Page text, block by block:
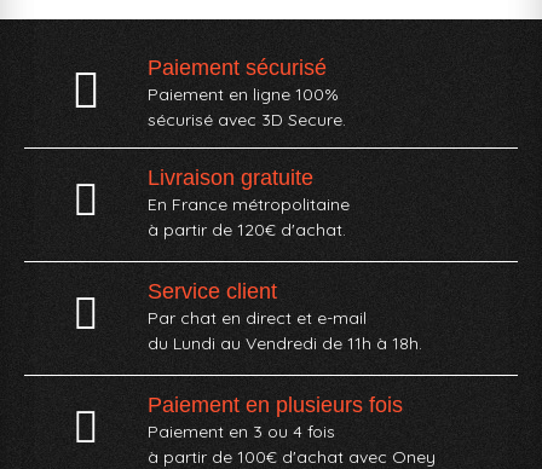
Paiement sécurisé
Paiement en ligne 100%
sécurisé avec 3D Secure.
Livraison gratuite
En France métropolitaine
à partir de 120€ d'achat.
Service client
Par chat en direct et e-mail
du Lundi au Vendredi de 11h à 18h.
Paiement en plusieurs fois
Paiement en 3 ou 4 fois
à partir de 100€ d'achat avec Oney​